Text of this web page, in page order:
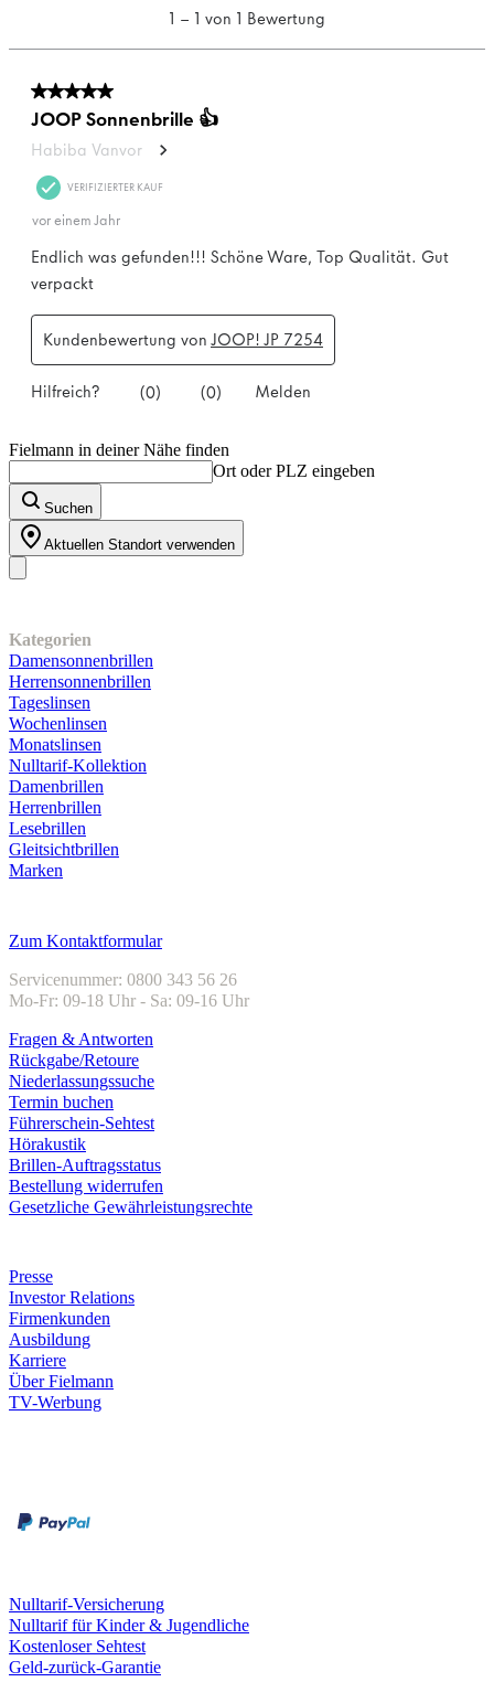
Fielmann in deiner Nähe finden
Ort oder PLZ eingeben
Suchen
Aktuellen Standort verwenden
Kategorien
Damensonnenbrillen
Herrensonnenbrillen
Tageslinsen
Wochenlinsen
Monatslinsen
Nulltarif-Kollektion
Damenbrillen
Herrenbrillen
Lesebrillen
Gleitsichtbrillen
Marken
Zum Kontaktformular
Servicenummer: 0800 343 56 26
Mo-Fr: 09-18 Uhr - Sa: 09-16 Uhr
Fragen & Antworten
Rückgabe/Retoure
Niederlassungssuche
Termin buchen
Führerschein-Sehtest
Hörakustik
Brillen-Auftragsstatus
Bestellung widerrufen
Gesetzliche Gewährleistungsrechte
Presse
Investor Relations
Firmenkunden
Ausbildung
Karriere
Über Fielmann
TV-Werbung
Nulltarif-Versicherung
Nulltarif für Kinder & Jugendliche
Kostenloser Sehtest
Geld-zurück-Garantie